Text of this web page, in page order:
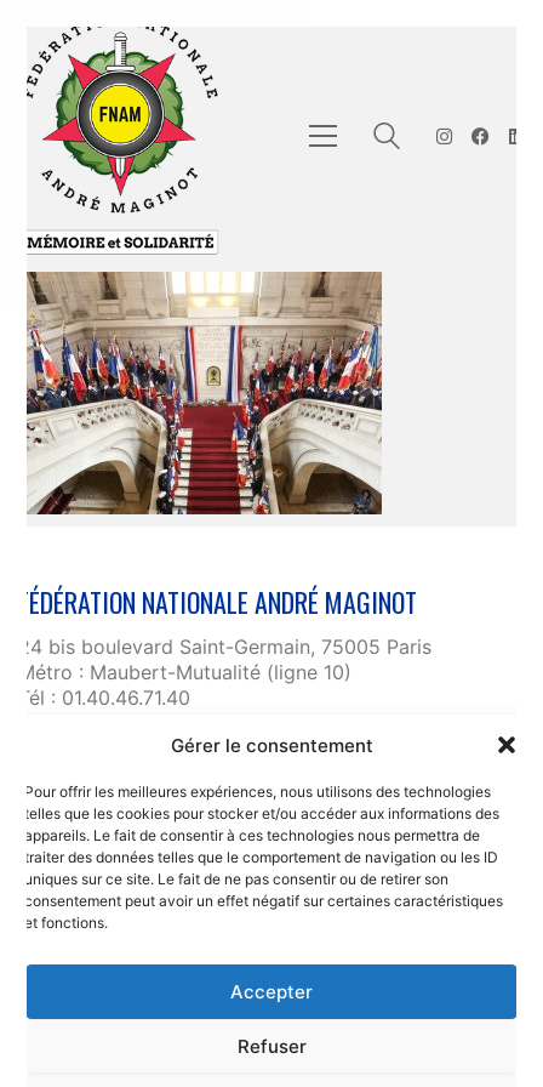
Gérer le consentement
Pour offrir les meilleures expériences, nous utilisons des technologies
telles que les cookies pour stocker et/ou accéder aux informations des
appareils. Le fait de consentir à ces technologies nous permettra de
traiter des données telles que le comportement de navigation ou les ID
uniques sur ce site. Le fait de ne pas consentir ou de retirer son
consentement peut avoir un effet négatif sur certaines caractéristiques
et fonctions.
Accepter
Refuser
FÉDÉRATION NATIONALE ANDRÉ MAGINOT
24 bis boulevard Saint-Germain, 75005 Paris
Métro : Maubert-Mutualité (ligne 10)
Tél : 01.40.46.71.40
Liens utiles
RGPD et confidentialité des données
Mentions légales